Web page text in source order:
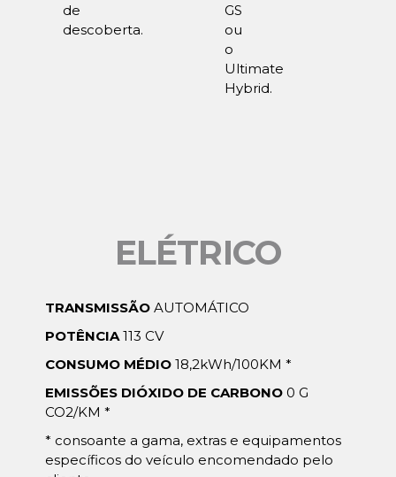
de
descoberta.
GS
ou
o
Ultimate
Hybrid.
ELÉTRICO
TRANSMISSÃO AUTOMÁTICO
POTÊNCIA113 CV
CONSUMO MÉDIO 18,2kWh/100KM *
EMISSÕES DIÓXIDO DE CARBONO 0 G
CO2/KM *
* consoante a gama, extras e equipamentos
específicos do veículo encomendado pelo